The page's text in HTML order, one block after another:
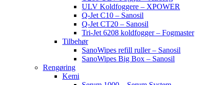
ULV Koldfoggere – XPOWER
Q-Jet C10 – Sanosil
Q-Jet CT20 – Sanosil
Tri-Jet 6208 koldfogger – Fogmaster
Tilbehør
SanoWipes refill ruller – Sanosil
SanoWipes Big Box – Sanosil
Rengøring
Kemi